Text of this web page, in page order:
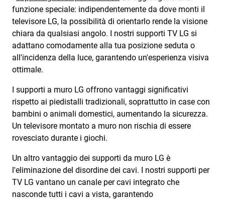
funzione speciale: indipendentemente da dove monti il
televisore LG, la possibilità di orientarlo rende la visione
chiara da qualsiasi angolo. I nostri supporti TV LG si
adattano comodamente alla tua posizione seduta o
all'incidenza della luce, garantendo un'esperienza visiva
ottimale.
I supporti a muro LG offrono vantaggi significativi
rispetto ai piedistalli tradizionali, soprattutto in case con
bambini o animali domestici, aumentando la sicurezza.
Un televisore montato a muro non rischia di essere
rovesciato durante i giochi.
Un altro vantaggio dei supporti da muro LG è
l'eliminazione del disordine dei cavi. I nostri supporti per
TV LG vantano un canale per cavi integrato che
nasconde tutti i cavi a vista, garantendo